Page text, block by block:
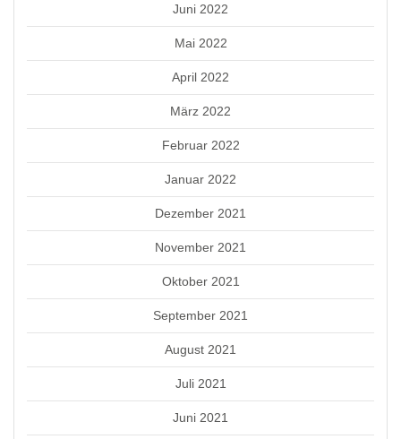
Juni 2022
Mai 2022
April 2022
März 2022
Februar 2022
Januar 2022
Dezember 2021
November 2021
Oktober 2021
September 2021
August 2021
Juli 2021
Juni 2021